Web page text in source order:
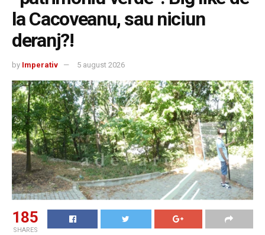
la Cacoveanu, sau niciun
deranj?!
by Imperativ 5 august 2026
185
SHARES